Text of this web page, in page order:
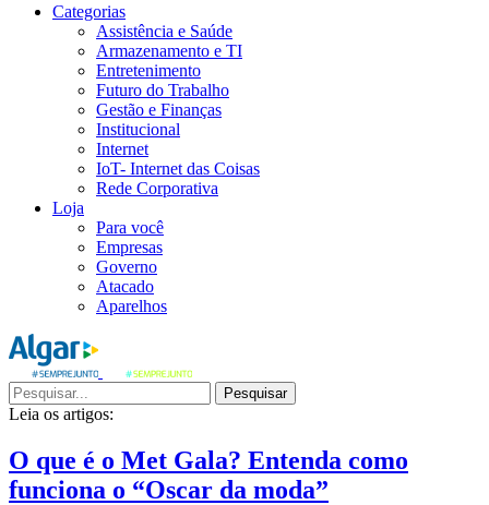
Categorias
Assistência e Saúde
Armazenamento e TI
Entretenimento
Futuro do Trabalho
Gestão e Finanças
Institucional
Internet
IoT- Internet das Coisas
Rede Corporativa
Loja
Para você
Empresas
Governo
Atacado
Aparelhos
Pesquisar
Leia os artigos:
O que é o Met Gala? Entenda como
funciona o “Oscar da moda”